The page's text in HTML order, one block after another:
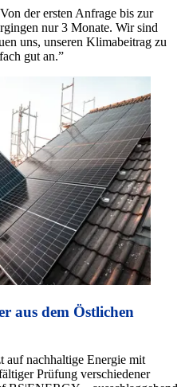
der ersten Anfrage bis zur
nur 3 Monate. Wir sind
uns, unseren Klimabeitrag zu
gut an.”
aus dem Östlichen
auf nachhaltige Energie mit
Prüfung verschiedener